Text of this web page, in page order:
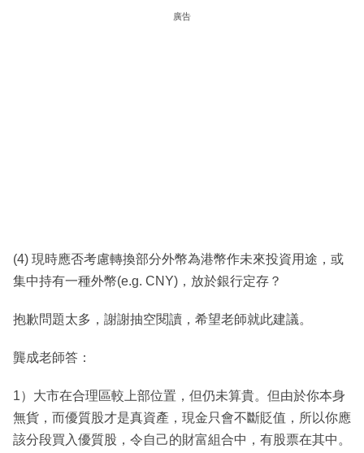
廣告
(4) 現時應否考慮轉換部分外幣為港幣作未來投資用途，或
集中持有一種外幣(e.g. CNY)，放於銀行定存？
抱歉問題太多，謝謝抽空閱讀，希望老師就此建議。
龔成老師答：
1）大市在合理區較上部位置，但仍未算貴。但由於你本身
無貨，而優質股才是真資產，現金只會不斷貶值，所以你應
該分段買入優質股，令自己的財富組合中，有股票在其中。